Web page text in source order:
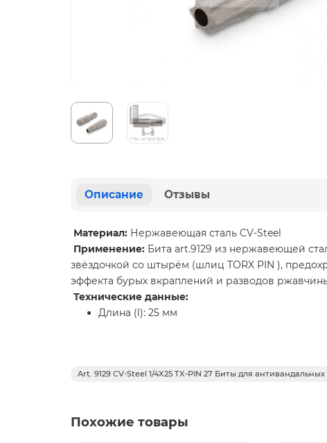
Описание Отзывы
Материал: Нержавеющая сталь CV-Steel
Применение: Бита art.9129 из нержавеющей
звёздочкой со штырём (шлиц TORX PIN ),
эффекта бурых вкраплений и разводов
Технические данные:
Длина (l): 25 мм
Art. 9129 CV-Steel 1/4X25 TX-PIN 27 Биты для
Похожие товары